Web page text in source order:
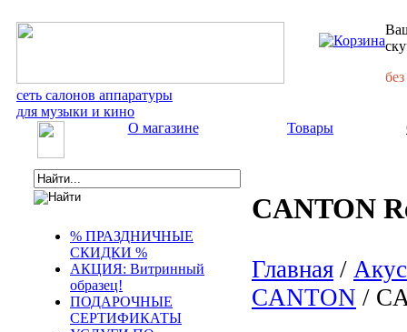
сеть салонов аппаратуры
для музыки и кино
О магазине Товары
% ПРАЗДНИЧНЫЕ
СКИДКИ %
АКЦИЯ: Витринный
образец!
ПОДАРОЧНЫЕ
СЕРТИФИКАТЫ
CANTON
Главная /
CANTON /